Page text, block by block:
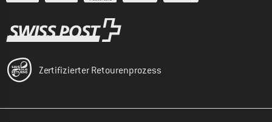
Zertifizierter Retourenprozess